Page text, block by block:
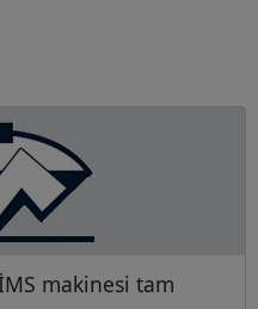
makinesi tam